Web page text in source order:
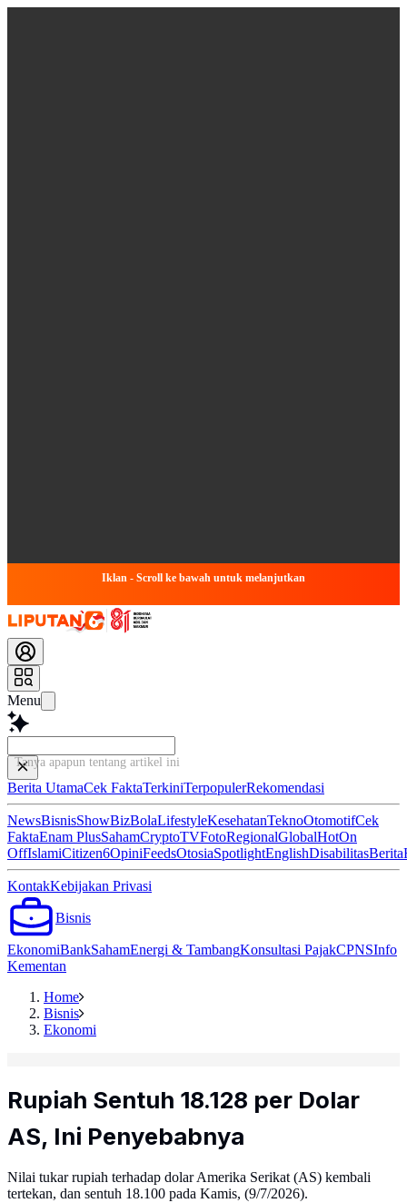
Iklan - Scroll ke bawah untuk melanjutkan
Menu
Tanya apapun tentang artikel ini
Berita UtamaCek FaktaTerkiniTerpopulerRekomendasi
NewsBisnisShowBizBolaLifestyleKesehatanTeknoOtomotifCek
FaktaEnam PlusSahamCryptoTVFotoRegionalGlobalHotOn
OffIslamiCitizen6OpiniFeedsOtosiaSpotlightEnglishDisabilitasBerita
KontakKebijakan Privasi
Bisnis
EkonomiBankSahamEnergi & TambangKonsultasi PajakCPNSInfo
Kementan
Home
Bisnis
Ekonomi
Rupiah Sentuh 18.128 per Dolar
AS, Ini Penyebabnya
Nilai tukar rupiah terhadap dolar Amerika Serikat (AS) kembali
tertekan, dan sentuh 18.100 pada Kamis, (9/7/2026).